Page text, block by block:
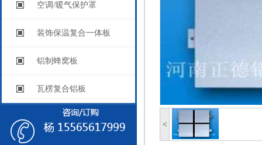
空调/暖气保护罩
装饰保温复合一体板
铝制蜂窝板
瓦楞复合铝板
<